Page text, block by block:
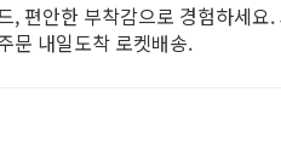
, 편안한 부착감으로 경험하세
문 내일도착 로켓배송.